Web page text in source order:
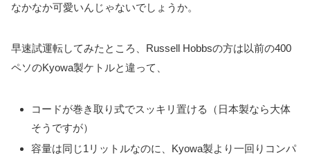
なかなか可愛いんじゃないでしょうか。
早速試運転してみたところ、Russell Hobbsの方は以前の400
ペソのKyowa製ケトルと違って、
コードが巻き取り式でスッキリ置ける（日本製なら大体
そうですが）
容量は同じ1リットルなのに、Kyowa製より一回りコンパ